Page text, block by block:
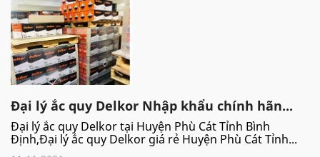
Đại lý ắc quy Delkor Nhập khẩu chính hãn...
Đại lý ắc quy Delkor tại Huyện Phù Cát Tỉnh Bình
Định,Đại lý ắc quy Delkor giá rẻ Huyện Phù Cát Tỉnh...